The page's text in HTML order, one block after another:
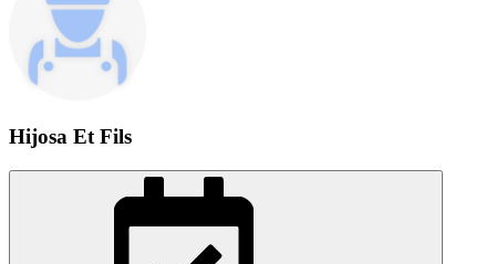
Hijosa Et Fils